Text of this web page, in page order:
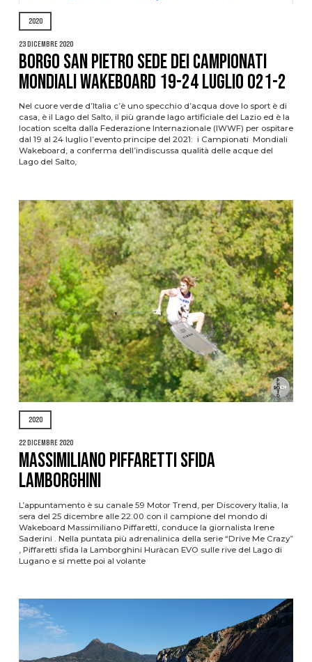
2020
23 Dicembre 2020
Borgo San Pietro sede dei Campionati
Mondiali Wakeboard 19-24 luglio 021-2
Nel cuore verde d’Italia c’è uno specchio d’acqua dove lo sport è di
casa, è il Lago del Salto, il più grande lago artificiale del Lazio ed è la
location scelta dalla Federazione Internazionale (IWWF) per ospitare
dal 19 al 24 luglio l’evento principe del 2021: i Campionati Mondiali
Wakeboard, a conferma dell’indiscussa qualità delle acque del
Lago del Salto,
2020
22 Dicembre 2020
Massimiliano Piffaretti sfida
Lamborghini
L’appuntamento è su canale 59 Motor Trend, per Discovery Italia, la
sera del 25 dicembre alle 22.00 con il campione del mondo di
Wakeboard Massimiliano Piffaretti, conduce la giornalista Irene
Saderini . Nella puntata più adrenalinica della serie “Drive Me Crazy”
, Piffaretti sfida la Lamborghini Huràcan EVO sulle rive del Lago di
Lugano e si mette poi al volante